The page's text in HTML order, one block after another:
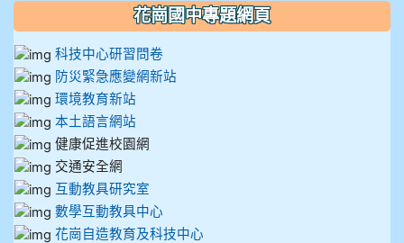
花崗國中專題網頁
科技中心研習問卷
防災緊急應變網新站
環境教育新站
本土語言網站
健康促進校園網
交通安全網
互動教具研究室
數學互動教具中心
花崗自造教育及科技中心